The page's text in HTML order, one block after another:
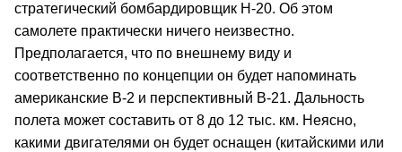
стратегический бомбардировщик Н-20. Об этом
самолете практически ничего неизвестно.
Предполагается, что по внешнему виду и
соответственно по концепции он будет напоминать
американские В-2 и перспективный В-21. Дальность
полета может составить от 8 до 12 тыс. км. Неясно,
какими двигателями он будет оснащен (китайскими или